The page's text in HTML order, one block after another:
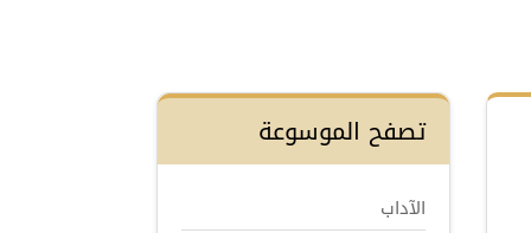
تصفح الموسوعة
الآداب